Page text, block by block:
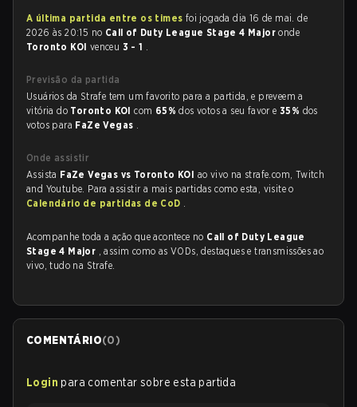
A última partida entre os times foi jogada dia 16 de mai. de
2026 às 20:15 no Call of Duty League Stage 4 Majoronde
Toronto KOI venceu 3 - 1 .
Previsão da partida
Usuários da Strafe tem um favorito para a partida, e preveem a
vitória do Toronto KOIcom 65%dos votos a seu favor e35% dos
votos para FaZe Vegas .
Onde assistir
Assista FaZe Vegas vs Toronto KOI ao vivo na strafe.com, Twitch
and Youtube. Para assistir a mais partidas como esta, visite o
Calendário de partidas de CoD .
Acompanhe toda a ação que acontece no Call of Duty League
Stage 4 Major , assim como as VODs, destaques e transmissões ao
vivo, tudo na Strafe.
COMENTÁRIO(0)
Login para comentar sobre esta partida